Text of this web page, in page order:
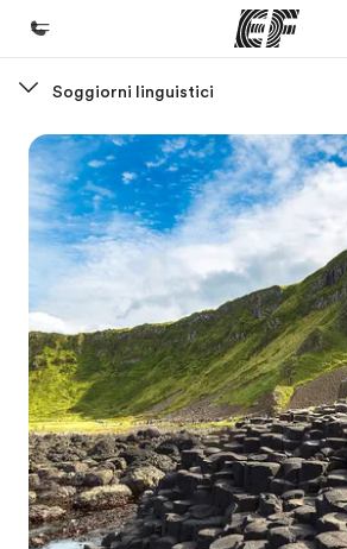
Benvenuto alla EF
Programmi
Vedi la nostra offerta
Uffici
Trova l'ufficio più vicino
Chi siamo
La nostra organizzazione
Carriera
Lavora con noi
Soggiorni linguistici